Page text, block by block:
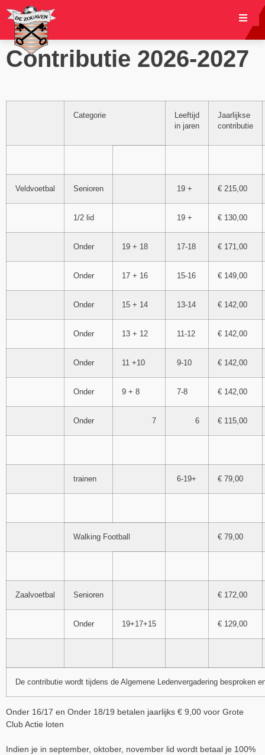
Contributie 2026-2027
Categorie
Leeftijd
in jaren
Jaarlijkse
contributie
Veldvoetbal Senioren 19 + € 215,00
1/2 lid 19 + € 130,00
Onder 19 + 18 17-18 € 171,00
Onder 17 + 16 15-16 € 149,00
Onder 15 + 14 13-14 € 142,00
Onder 13 + 12 11-12 € 142,00
Onder 11 +10 9-10 € 142,00
Onder 9 + 8 7-8 € 142,00
Onder 7 6 € 115,00
trainen 6-19+ € 79,00
Walking Football € 79,00
Zaalvoetbal Senioren € 172,00
Onder 19+17+15 € 129,00
De contributie wordt tijdens de Algemene Ledenvergadering besproken
Onder 16/17 en Onder 18/19 betalen jaarlijks € 9,00 voor Grote
Club Actie loten
Indien je in september, oktober, november lid wordt betaal je 100%